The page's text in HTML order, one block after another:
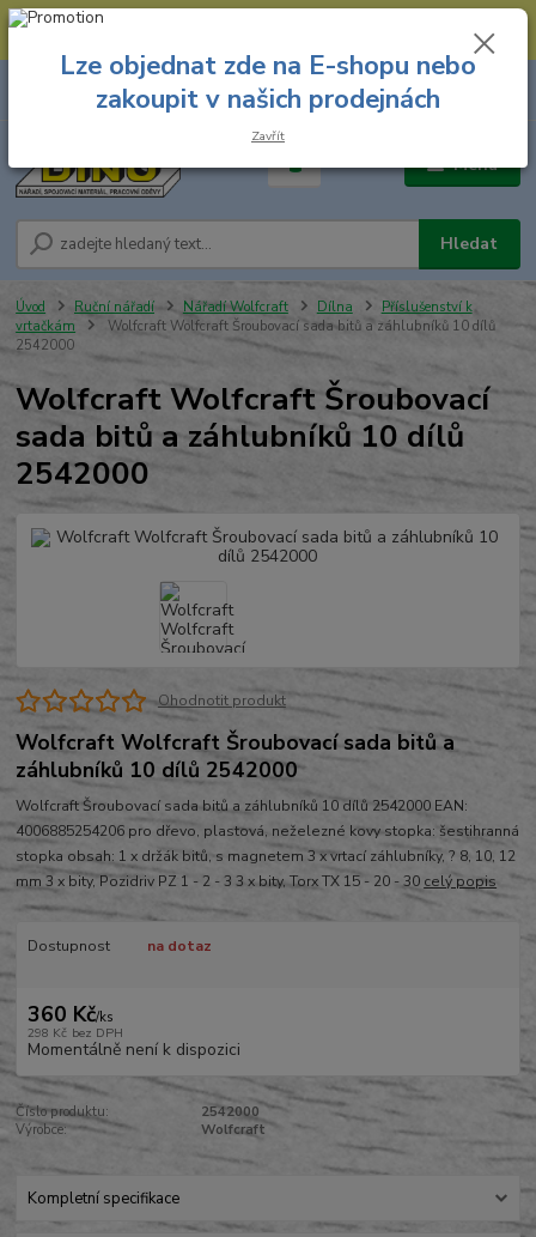
--- Spojovací materiál: 774 431 045 --- Prodejna nářadí: 731 449 423 --
Menu
Hledat
8.00 hod. - 16.00 hod.
za
Úvod Ruční nářadí Nářadí Wolfcraft Dílna
Příslušenství k
vrtačkám
Wolfcraft Wolfcraft Šroubovací sada bitů a záhlubníků 10 dílů
2542000
Wolfcraft Wolfcraft Šroubovací
sada bitů a záhlubníků 10 dílů
2542000
Ohodnotit produkt
Wolfcraft Wolfcraft Šroubovací sada bitů a
záhlubníků 10 dílů 2542000
Wolfcraft Šroubovací sada bitů a záhlubníků 10 dílů 2542000 EAN:
4006885254206 pro dřevo, plastová, neželezné kovy stopka: šestihranná
stopka obsah: 1 x držák bitů, s magnetem 3 x vrtací záhlubníky, ? 8, 10, 12
mm 3 x bity, Pozidriv PZ 1 - 2 - 3 3 x bity, Torx TX 15 - 20 - 30 celý popis
Dostupnost na dotaz
360 Kč/ks
298 Kč bez DPH
Momentálně není k dispozici
Číslo produktu:
2542000
Výrobce:
Wolfcraft
Kompletní specifikace
Lze objednat zde na E-shopu nebo
zakoupit v našich prodejnách
Zavřít